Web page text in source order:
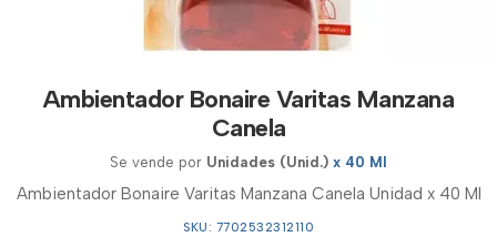
Ambientador Bonaire Varitas Manzana
Canela
Se vende por Unidades (Unid.) x 40 Ml
Ambientador Bonaire Varitas Manzana Canela Unidad x 40 Ml
SKU: 7702532312110